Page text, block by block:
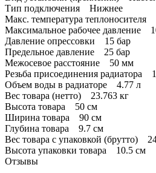
Тип подключения Нижнее
Макс. температура теплоносителя
Максимальное рабочее давление
Давление опрессовки 15 бар
Предельное давление 25 бар
Межосевое расстояние 50 мм
Резьба присоединения радиатора
Объем воды в радиаторе 4.77 л
Вес товара (нетто) 23.763 кг
Высота товара 50 см
Ширина товара 90 см
Глубина товара 9.7 см
Вес товара с упаковкой (брутто)
Высота упаковки товара 10.5 см
Отзывы